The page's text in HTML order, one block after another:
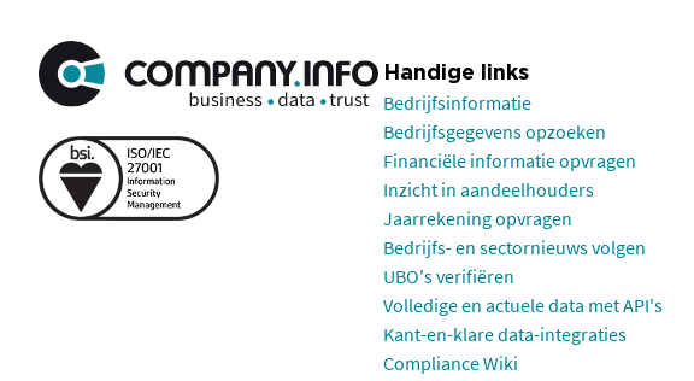
Handige links
Bedrijfsinformatie
Bedrijfsgegevens opzoeken
Financiële informatie opvragen
Inzicht in aandeelhouders
Jaarrekening opvragen
Bedrijfs- en sectornieuws volgen
UBO's verifiëren
Volledige en actuele data met API's
Kant-en-klare data-integraties
Compliance Wiki